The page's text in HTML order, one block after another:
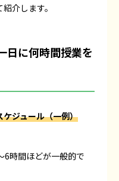
介します。
日に何時間授業を
ジュール（一例）
6時間ほどが一般的で